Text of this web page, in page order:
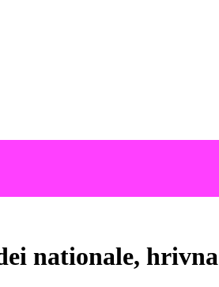
nationale, hrivna